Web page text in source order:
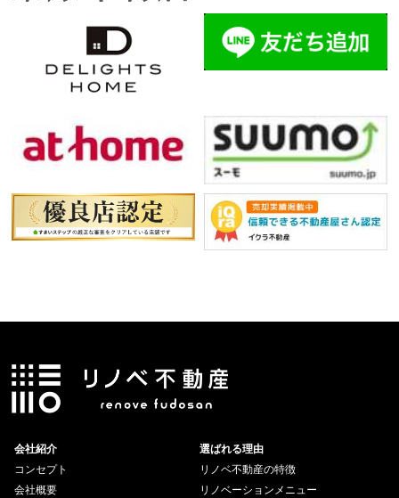
会社紹介
コンセプト
会社概要
選ばれる理由
リノベ不動産の特徴
リノベーションメニュー